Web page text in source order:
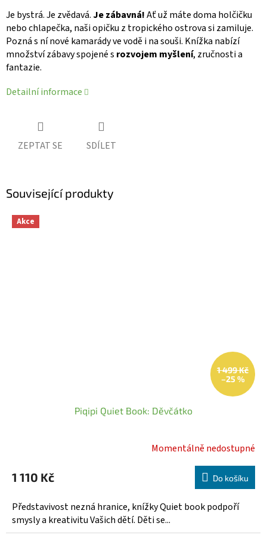
Je bystrá. Je zvědavá.Je zábavná!Ať už máte doma holčičku
nebo chlapečka, naši opičku z tropického ostrova si zamiluje.
Pozná s ní nové kamarády ve vodě i na souši. Knížka nabízí
množství zábavy spojené s rozvojem myšlení, zručnosti a
fantazie.
Detailní informace
ZEPTAT SE SDÍLET
Související produkty
Akce
1 499 Kč
–25 %
Piqipi Quiet Book: Děvčátko
produktu
5,0
z
5
Momentálně nedostupné
1 110 Kč Do košíku
Představivost nezná hranice, knížky Quiet book podpoří
smysly a kreativitu Vašich dětí. Děti se...